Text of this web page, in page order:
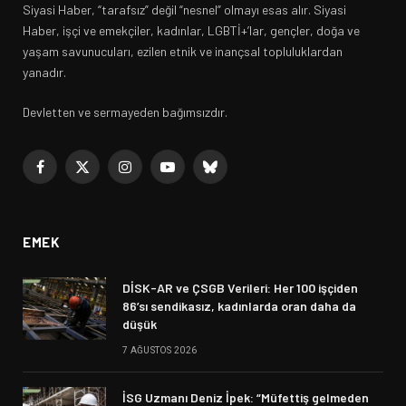
Siyasi Haber, “tarafsız” değil “nesnel” olmayı esas alır. Siyasi
Haber, işçi ve emekçiler, kadınlar, LGBTİ+’lar, gençler, doğa ve
yaşam savunucuları, ezilen etnik ve inançsal topluluklardan
yanadır.
Devletten ve sermayeden bağımsızdır.
Facebook
X
InstagramYouTubeBluesky
EMEK
DİSK-AR ve ÇSGB Verileri: Her 100 işçiden
86’sı sendikasız, kadınlarda oran daha da
düşük
7 AĞUSTOS 2026
İSG Uzmanı Deniz İpek: “Müfettiş gelmeden